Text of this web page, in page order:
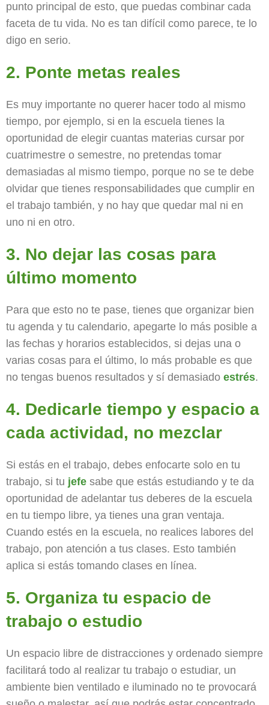
punto principal de esto, que puedas combinar cada
faceta de tu vida. No es tan difícil como parece, te lo
digo en serio.
2. Ponte metas reales
Es muy importante no querer hacer todo al mismo
tiempo, por ejemplo, si en la escuela tienes la
oportunidad de elegir cuantas materias cursar por
cuatrimestre o semestre, no pretendas tomar
demasiadas al mismo tiempo, porque no se te debe
olvidar que tienes responsabilidades que cumplir en
el trabajo también, y no hay que quedar mal ni en
uno ni en otro.
3. No dejar las cosas para
último momento
Para que esto no te pase, tienes que organizar bien
tu agenda y tu calendario, apegarte lo más posible a
las fechas y horarios establecidos, si dejas una o
varias cosas para el último, lo más probable es que
no tengas buenos resultados y sí demasiado estrés.
4. Dedicarle tiempo y espacio a
cada actividad, no mezclar
Si estás en el trabajo, debes enfocarte solo en tu
trabajo, si tu jefe sabe que estás estudiando y te da
oportunidad de adelantar tus deberes de la escuela
en tu tiempo libre, ya tienes una gran ventaja.
Cuando estés en la escuela, no realices labores del
trabajo, pon atención a tus clases. Esto también
aplica si estás tomando clases en línea.
5. Organiza tu espacio de
trabajo o estudio
Un espacio libre de distracciones y ordenado siempre
facilitará todo al realizar tu trabajo o estudiar, un
ambiente bien ventilado e iluminado no te provocará